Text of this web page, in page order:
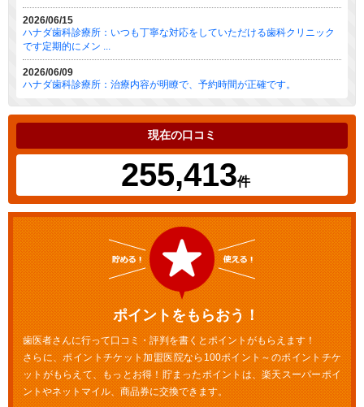
2026/06/15
ハナダ歯科診療所：いつも丁寧な対応をしていただける歯科クリニック
です定期的にメン ...
2026/06/09
ハナダ歯科診療所：治療内容が明瞭で、予約時間が正確です。
現在の口コミ
255,413件
ポイントをもらおう！
歯医者さんに行って口コミ・評判を書くとポイントがもらえます！
さらに、ポイントチケット加盟医院なら100ポイント～のポイントチケ
ットがもらえて、もっとお得！貯まったポイントは、楽天スーパーポイ
ントやネットマイル、商品券に交換できます。